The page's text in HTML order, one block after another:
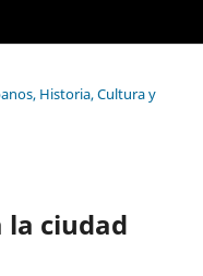
Historia, Cultura y
la ciudad